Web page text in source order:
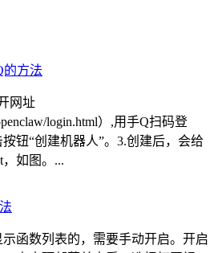
的方法
网址
login.html）,用手Q扫码登
钮“创建机器人”。3.创建后，会给
，如图。...
示函数列表的，需要手动开启。开启